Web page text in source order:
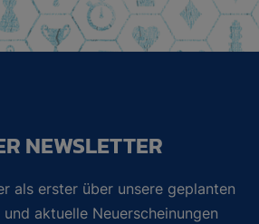
NEWSLETTER
als erster über unsere geplanten
aktuelle Neuerscheinungen